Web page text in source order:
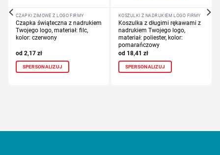
CZAPKI ZIMOWE Z LOGO FIRMY
Czapka świąteczna z nadrukiem
Twojego logo, materiał: filc,
kolor: czerwony
2,17 zł
SPERSONALIZUJ
KOSZULKI Z NADRUKIEM LOGO FIRMY
Koszulka z długimi rękawami z
nadrukiem Twojego logo,
materiał: poliester, kolor:
pomarańczowy
18,41 zł
SPERSONALIZUJ